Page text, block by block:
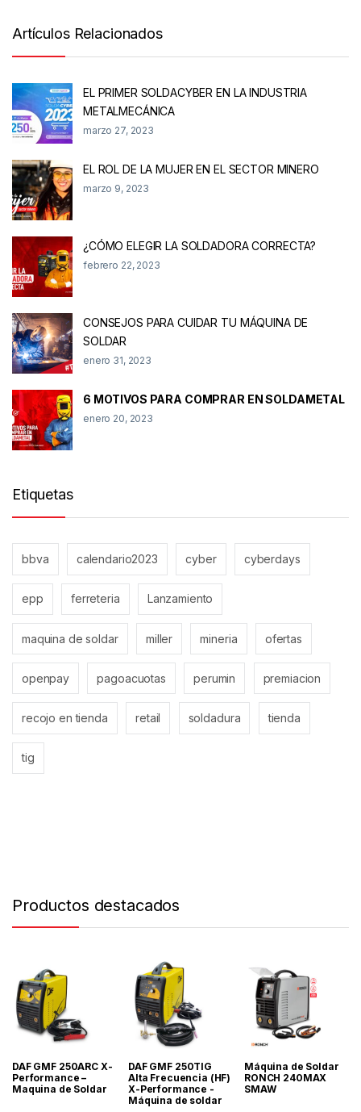
Artículos Relacionados
EL PRIMER SOLDACYBER EN LA INDUSTRIA
METALMECÁNICA
marzo 27, 2023
EL ROL DE LA MUJER EN EL SECTOR MINERO
marzo 9, 2023
¿CÓMO ELEGIR LA SOLDADORA CORRECTA?
febrero 22, 2023
CONSEJOS PARA CUIDAR TU MÁQUINA DE
SOLDAR
enero 31, 2023
6 MOTIVOS PARA COMPRAR EN SOLDAMETAL
enero 20, 2023
Etiquetas
bbva calendario2023 cyber cyberdays
epp ferreteria Lanzamiento
maquina de soldar miller mineria ofertas
openpay pagoacuotas perumin premiacion
recojo en tienda retail soldadura tienda
tig
Productos destacados
DAF GMF 250ARC X-
Performance –
Maquina de Soldar
DAF GMF 250TIG
Alta Frecuencia (HF)
X-Performance -
Máquina de soldar
Máquina de Soldar
RONCH 240MAX
SMAW